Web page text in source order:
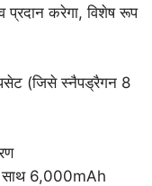
करेगा, विशेष रूप
(जिसे स्नैपड्रैगन 8
साथ 6,000mAh